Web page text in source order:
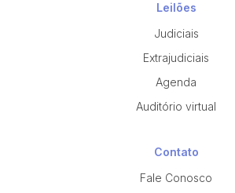
Leilões
Judiciais
Extrajudiciais
Agenda
Auditório virtual
Contato
Fale Conosco